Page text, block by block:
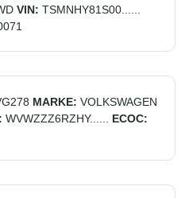
VIN: TSMNHY81S00......
MARKE: VOLKSWAGEN
WVWZZZ6RZHY......
ECOC: